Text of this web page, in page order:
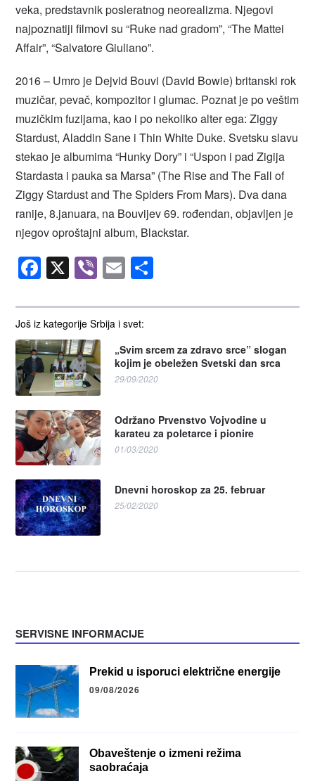
Još iz kategorije Srbija i svet:
„Svim srcem za zdravo srce” slogan
kojim je obeležen Svetski dan srca
29/09/2020
Održano Prvenstvo Vojvodine u
karateu za poletarce i pionire
01/03/2020
Dnevni horoskop za 25. februar
25/02/2020
veka, predstavnik posleratnog neorealizma. Njegovi
najpoznatiji filmovi su “Ruke nad gradom”, “The Mattei
Affair”, “Salvatore Giuliano”.
2016 – Umro je Dejvid Bouvi (David Bowie) britanski rok
muzičar, pevač, kompozitor i glumac. Poznat je po veštim
muzičkim fuzijama, kao i po nekoliko alter ega: Ziggy
Stardust, Aladdin Sane i Thin White Duke. Svetsku slavu
stekao je albumima “Hunky Dory” i “Uspon i pad Zigija
Stardasta i pauka sa Marsa” (The Rise and The Fall of
Ziggy Stardust and The Spiders From Mars). Dva dana
ranije, 8.januara, na Bouvijev 69. rođendan, objavljen je
njegov oproštajni album, Blackstar.
Facebook
X ViberEmail
SERVISNE INFORMACIJE
Prekid u isporuci električne energije
09/08/2026
Obaveštenje o izmeni režima
saobraćaja